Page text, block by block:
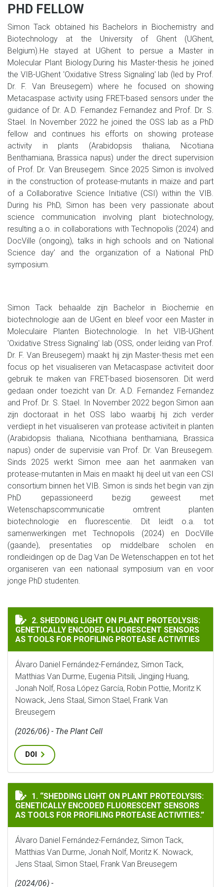
PHD FELLOW
Simon Tack obtained his Bachelors in Biochemistry and
Biotechnology at the University of Ghent (UGhent,
Belgium).He stayed at UGhent to persue a Master in
Molecular Plant Biology.During his Master-thesis he joined
the VIB-UGhent 'Oxidative Stress Signaling' lab (led by Prof.
Dr. F. Van Breusegem) where he focused on showing
Metacaspase activity using FRET-based sensors under the
guidance of Dr. A.D. Fernandez Fernandez and Prof. Dr. S.
Stael. In November 2022 he joined the OSS lab as a PhD
fellow and continues his efforts on showing protease
activity in plants (Arabidopsis thaliana, Nicotiana
Benthamiana, Brassica napus) under the direct supervision
of Prof. Dr. Van Breusegem. Since 2025 Simon is involved
in the construction of protease-mutants in maize and part
of a Collaborative Science Initiative (CSI) within the VIB.
During his PhD, Simon has been very passionate about
science communication involving plant biotechnology,
resulting a.o. in collaborations with Technopolis (2024) and
DocVille (ongoing), talks in high schools and on ‘National
Science day’ and the organization of a National PhD
symposium.
Simon Tack behaalde zijn Bachelor in Biochemie en
biotechnologie aan de UGent en bleef voor een Master in
Moleculaire Planten Biotechnologie. In het VIB-UGhent
'Oxidative Stress Signaling' lab (OSS, onder leiding van Prof.
Dr. F. Van Breusegem) maakt hij zijn Master-thesis met een
focus op het visualiseren van Metacaspase activiteit door
gebruik te maken van FRET-based biosensoren. Dit werd
gedaan onder toezicht van Dr. A.D. Fernandez Fernandez
and Prof. Dr. S. Stael. In November 2022 begon Simon aan
zijn doctoraat in het OSS labo waarbij hij zich verder
verdiept in het visualiseren van protease activiteit in planten
(Arabidopsis thaliana, Nicothiana benthamiana, Brassica
napus) onder de supervisie van Prof. Dr. Van Breusegem.
Sinds 2025 werkt Simon mee aan het aanmaken van
protease-mutanten in Mais en maakt hij deel uit van een CSI
consortium binnen het VIB. Simon is sinds het begin van zijn
PhD gepassioneerd bezig geweest met
Wetenschapscommunicatie omtrent planten
biotechnologie en fluorescentie. Dit leidt o.a. tot
samenwerkingen met Technopolis (2024) en DocVille
(gaande), presentaties op middelbare scholen en
rondleidingen op de Dag Van De Wetenschappen en tot het
organiseren van een nationaal symposium van en voor
jonge PhD studenten.
SHEDDING LIGHT ON PLANT PROTEOLYSIS:
2. SHEDDING LIGHT ON PLANT PROTEOLYSIS:
GENETICALLY ENCODED FLUORESCENT SENSORS
AS TOOLS FOR PROFILING PROTEASE ACTIVITIES
Álvaro Daniel Fernández-Fernández, Simon Tack,
Matthias Van Durme, Eugenia Pitsili, Jingjing Huang,
Jonah Nolf, Rosa López García, Robin Pottie, Moritz K
Nowack, Jens Staal, Simon Stael, Frank Van
Breusegem
(2026/06) - The Plant Cell
DOI
“SHEDDING LIGHT ON PLANT PROTEOLYSIS:
1. “SHEDDING LIGHT ON PLANT PROTEOLYSIS:
GENETICALLY ENCODED FLUORESCENT SENSORS
AS TOOLS FOR PROFILING PROTEASE ACTIVITIES.”
Álvaro Daniel Fernández-Fernández, Simon Tack,
Matthias Van Durme, Jonah Nolf, Moritz K. Nowack,
Jens Staal, Simon Stael, Frank Van Breusegem
(2024/06) -